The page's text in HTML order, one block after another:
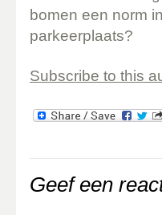
bomen een norm
parkeerplaats?
Subscribe to this
Geef een